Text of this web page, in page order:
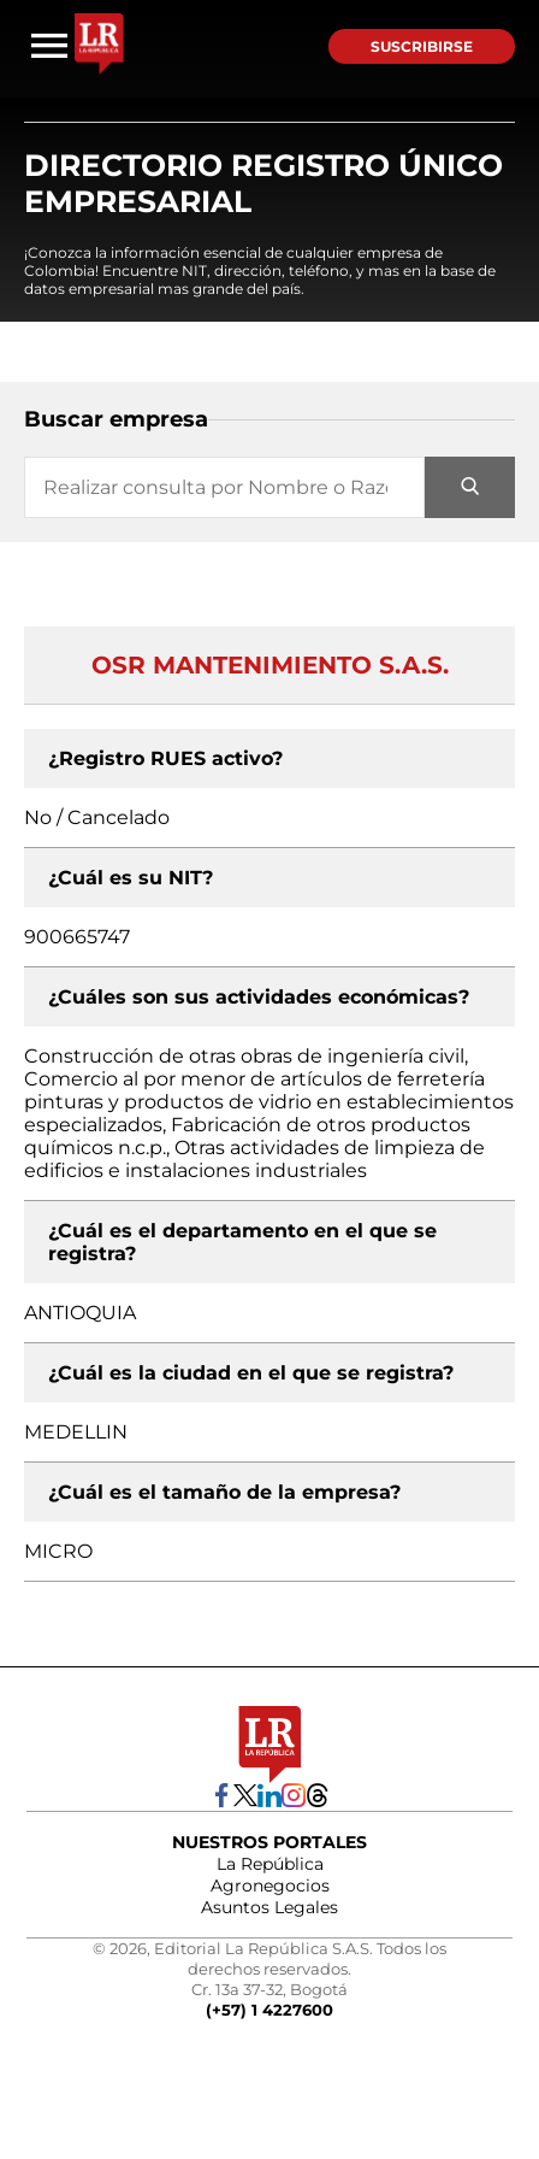
SUSCRIBIRSE
DIRECTORIO REGISTRO ÚNICO
EMPRESARIAL
¡Conozca la información esencial de cualquier empresa de
Colombia! Encuentre NIT, dirección, teléfono, y mas en la base de
datos empresarial mas grande del país.
Buscar empresa
OSR MANTENIMIENTO S.A.S.
¿Registro RUES activo?
No / Cancelado
¿Cuál es su NIT?
900665747
¿Cuáles son sus actividades económicas?
Construcción de otras obras de ingeniería civil,
Comercio al por menor de artículos de ferretería
pinturas y productos de vidrio en establecimientos
especializados, Fabricación de otros productos
químicos n.c.p., Otras actividades de limpieza de
edificios e instalaciones industriales
¿Cuál es el departamento en el que se
registra?
ANTIOQUIA
¿Cuál es la ciudad en el que se registra?
MEDELLIN
¿Cuál es el tamaño de la empresa?
MICRO
NUESTROS PORTALES
La República
Agronegocios
Asuntos Legales
© 2026, Editorial La República S.A.S. Todos los
derechos reservados.
Cr. 13a 37-32, Bogotá
(+57) 1 4227600